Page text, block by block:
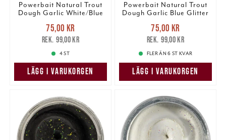
Powerbait Natural Trout
Dough Garlic White/Blue
Nuvarande pris
75,00 krTidigare pris
99,00 kr
75,00 kr
99,00 kr
4 ST
LÄGG I VARUKORGEN
Powerbait Natural Trout
Dough Garlic Blue Glitter
Nuvarande pris
75,00 krTidigare pris
99,00 kr
75,00 kr
99,00 kr
FLER ÄN 6 ST KVAR
LÄGG I VARUKORGEN